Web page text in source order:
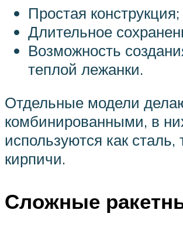
Простая конструкция;
Длительное
Возможность
теплой лежанки.
Отдельные модели
комбинированными, в
используются как сталь,
кирпичи.
Сложные